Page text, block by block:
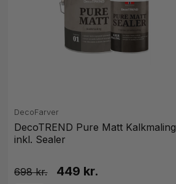
DecoFarver
DecoTREND Pure Matt Kalkmaling
inkl. Sealer
698 449 kr.